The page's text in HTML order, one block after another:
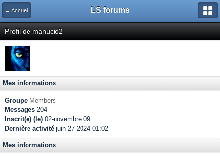
← Accueil LS forums
Profil de manucio2
Mes informations
Groupe Members
Messages 204
Inscrit(e) (le) 02-novembre 09
Dernière activité juin 27 2024 01:02
Mes informations